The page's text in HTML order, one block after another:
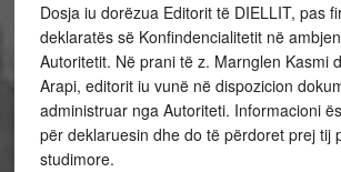
Dosja iu dorëzua Editorit të DIELLIT, pas
deklaratës së Konfindencialitetit në
Autoritetit. Në prani të z. Marnglen Kasmi
Arapi, editorit iu vunë në dispozicion
administruar nga Autoriteti. Informacioni
për deklaruesin dhe do të përdoret prej tij
studimore.